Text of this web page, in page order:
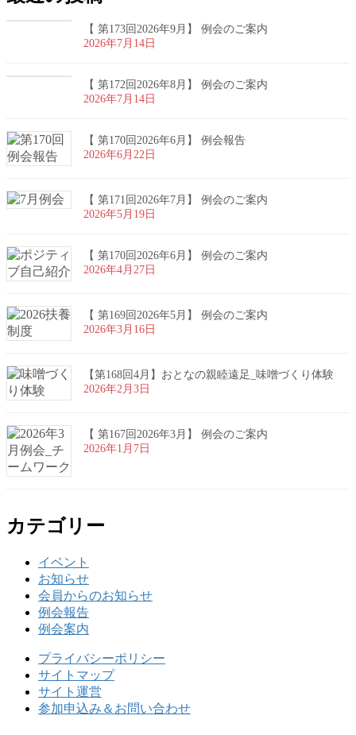
送
【 第173回2026年9月】 例会のご案内
2026年7月14日
【 第172回2026年8月】 例会のご案内
2026年7月14日
【 第170回2026年6月】 例会報告
2026年6月22日
【 第171回2026年7月】 例会のご案内
2026年5月19日
【 第170回2026年6月】 例会のご案内
2026年4月27日
【 第169回2026年5月】 例会のご案内
2026年3月16日
【第168回4月】おとなの親睦遠足_味噌づくり体験
2026年2月3日
【 第167回2026年3月】 例会のご案内
2026年1月7日
カテゴリー
イベント
お知らせ
会員からのお知らせ
例会報告
例会案内
プライバシーポリシー
サイトマップ
サイト運営
参加申込み＆お問い合わせ